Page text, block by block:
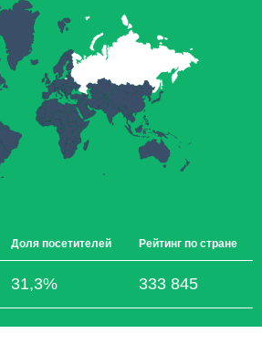
Доля посетителей Рейтинг по стране
31,3% 333 845